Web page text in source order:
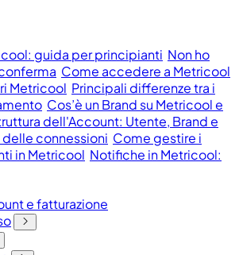
guida per principianti Non ho
Come accedere a Metricool
Metricool Principali differenze tra i
Cos’è un Brand su Metricool e
dell'Account: Utente, Brand e
delle connessioni Come gestire i
in Metricool Notifiche in Metricool:
e fatturazione